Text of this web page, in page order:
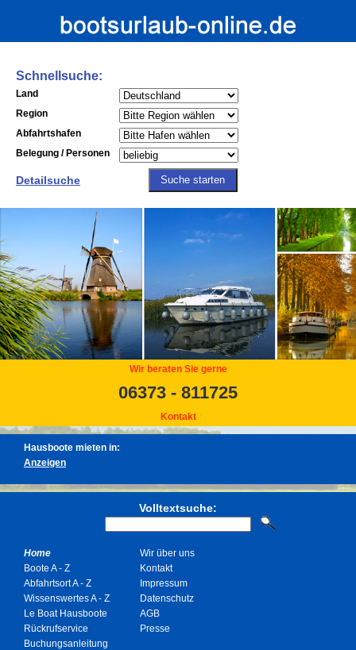
Schnellsuche:
Land
Region
Abfahrtshafen
Belegung / Personen
Detailsuche
Wir beraten Sie gerne
06373 - 811725
Kontakt
Hausboote mieten in:
Volltextsuche:
Home
Boote A - Z
Abfahrtsort A - Z
Wissenswertes A - Z
Le Boat Hausboote
Rückrufservice
Buchungsanleitung
Wir über uns
Kontakt
Impressum
Datenschutz
AGB
Presse